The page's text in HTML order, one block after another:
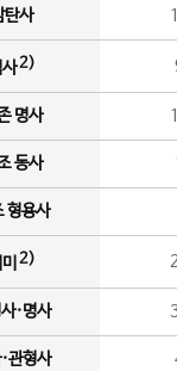
탄사
사2)
명사
동사
형용사
2)
·명사
관형사